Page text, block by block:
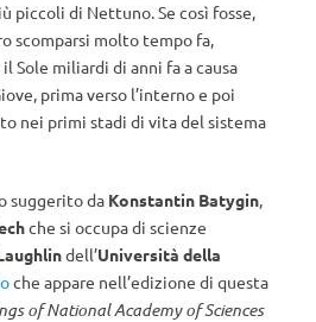
piccoli di Nettuno. Se così fosse,
scomparsi molto tempo fa,
Sole miliardi di anni fa a causa
prima verso l’interno e poi
nei primi stadi di vita del sistema
suggerito da Konstantin Batygin,
che si occupa di scienze
dell’Università della
che appare nell’edizione di questa
of National Academy of Sciences